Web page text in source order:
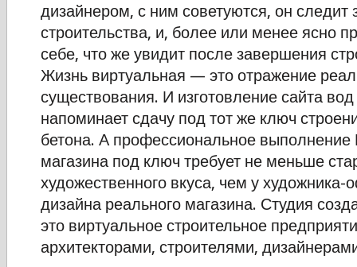
дизайнером, с ним советуются, он следит
строительства, и, более или менее ясно
себе, что же увидит после завершения
Жизнь виртуальная — это отражение
существования. И изготовление сайта
напоминает сдачу под тот же ключ
бетона. А профессиональное выполнение
магазина под ключ требует не меньше
художественного вкуса, чем у
дизайна реального магазина. Студия
это виртуальное строительное
архитекторами, строителями,